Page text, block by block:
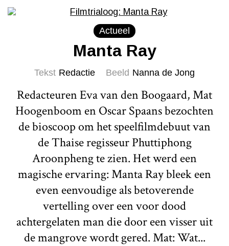
Actueel
Manta Ray
Tekst Redactie Beeld Nanna de Jong
Redacteuren Eva van den Boogaard, Mat
Hoogenboom en Oscar Spaans bezochten
de bioscoop om het speelfilmdebuut van
de Thaise regisseur Phuttiphong
Aroonpheng te zien. Het werd een
magische ervaring: Manta Ray bleek een
even eenvoudige als betoverende
vertelling over een voor dood
achtergelaten man die door een visser uit
de mangrove wordt gered. Mat: Wat...